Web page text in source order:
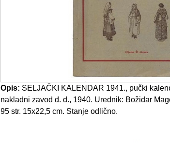
Opis: SELJAČKI KALENDAR 1941., pučki
nakladni zavod d. d., 1940. Urednik: Božidar
95 str. 15x22,5 cm. Stanje odlično.